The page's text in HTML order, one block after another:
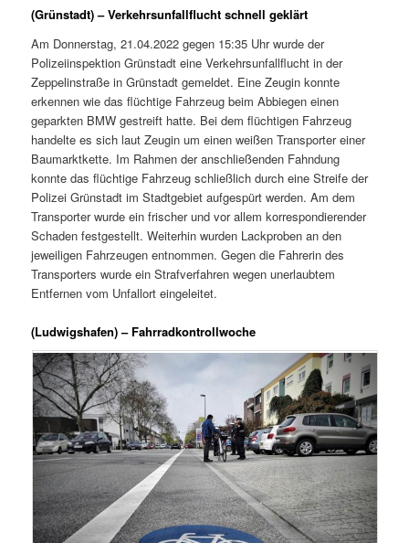
(Grünstadt) – Verkehrsunfallflucht schnell geklärt
Am Donnerstag, 21.04.2022 gegen 15:35 Uhr wurde der
Polizeiinspektion Grünstadt eine Verkehrsunfallflucht in der
Zeppelinstraße in Grünstadt gemeldet. Eine Zeugin konnte
erkennen wie das flüchtige Fahrzeug beim Abbiegen einen
geparkten BMW gestreift hatte. Bei dem flüchtigen Fahrzeug
handelte es sich laut Zeugin um einen weißen Transporter einer
Baumarktkette. Im Rahmen der anschließenden Fahndung
konnte das flüchtige Fahrzeug schließlich durch eine Streife der
Polizei Grünstadt im Stadtgebiet aufgespürt werden. Am dem
Transporter wurde ein frischer und vor allem korrespondierender
Schaden festgestellt. Weiterhin wurden Lackproben an den
jeweiligen Fahrzeugen entnommen. Gegen die Fahrerin des
Transporters wurde ein Strafverfahren wegen unerlaubtem
Entfernen vom Unfallort eingeleitet.
(Ludwigshafen) – Fahrradkontrollwoche